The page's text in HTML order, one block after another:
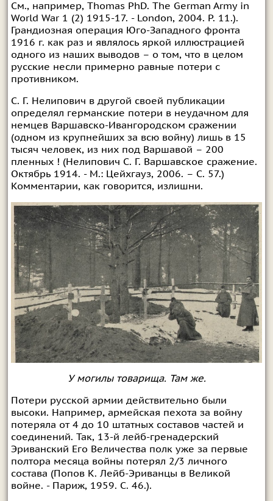
См., например, Thomas PhD. The German Army in
World War 1 (2) 1915-17. - London, 2004. P. 11.).
Грандиозная операция Юго-Западного фронта
1916 г. как раз и являлось яркой иллюстрацией
одного из наших выводов – о том, что в целом
русские несли примерно равные потери с
противником.
С. Г. Нелипович в другой своей публикации
определял германские потери в неудачном для
немцев Варшавско-Ивангородском сражении
(одном из крупнейших за всю войну) лишь в 15
тысяч человек, из них под Варшавой – 200
пленных ! (Нелипович С. Г. Варшавское сражение.
Октябрь 1914. - М.: Цейхгауз, 2006. – С. 57.)
Комментарии, как говорится, излишни.
У могилы товарища. Там же.
Потери русской армии действительно были
высоки. Например, армейская пехота за войну
потеряла от 4 до 10 штатных составов частей и
соединений. Так, 13-й лейб-гренадерский
Эриванский Его Величества полк уже за первые
полтора месяца войны потерял 2/3 личного
состава (Попов К. Лейб-Эриванцы в Великой
войне. - Париж, 1959. С. 46.).